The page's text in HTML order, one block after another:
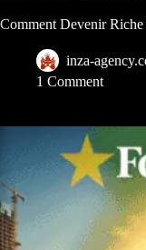
Comment Devenir
inza-
1 Comment